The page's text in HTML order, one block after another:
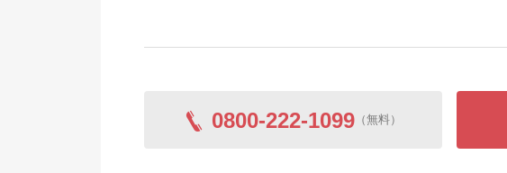
0800-222-1099 （無料）